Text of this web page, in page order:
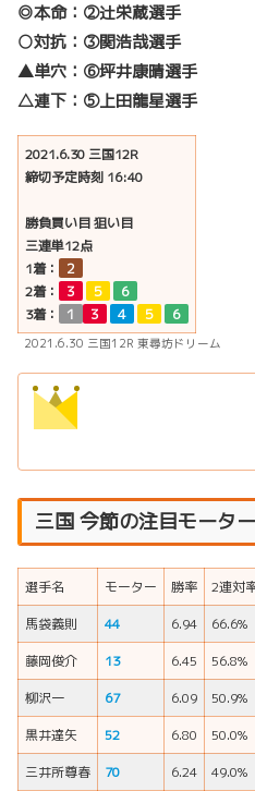
◎本命：②辻栄蔵選手
○対抗：③関浩哉選手
▲単穴：⑥坪井康晴選手
△連下：⑤上田龍星選手
2021.6.30 三国12R
締切予定時刻 16:40
勝負買い目 狙い目
三連単12点
1着：
２
2着：
３ ５
６
3着：
１ ３ ４ ５ ６
2021.6.30 三国12R 東尋坊ドリーム
三国 今節の注目モータ
選手名 モーター 勝率 2連対
馬袋義則
44 6.94 66.6%
藤岡俊介
13 6.45 56.8%
柳沢一
67 6.09 50.9%
黒井達矢
52 6.80 50.0%
三井所尊春
70 6.24 49.0%